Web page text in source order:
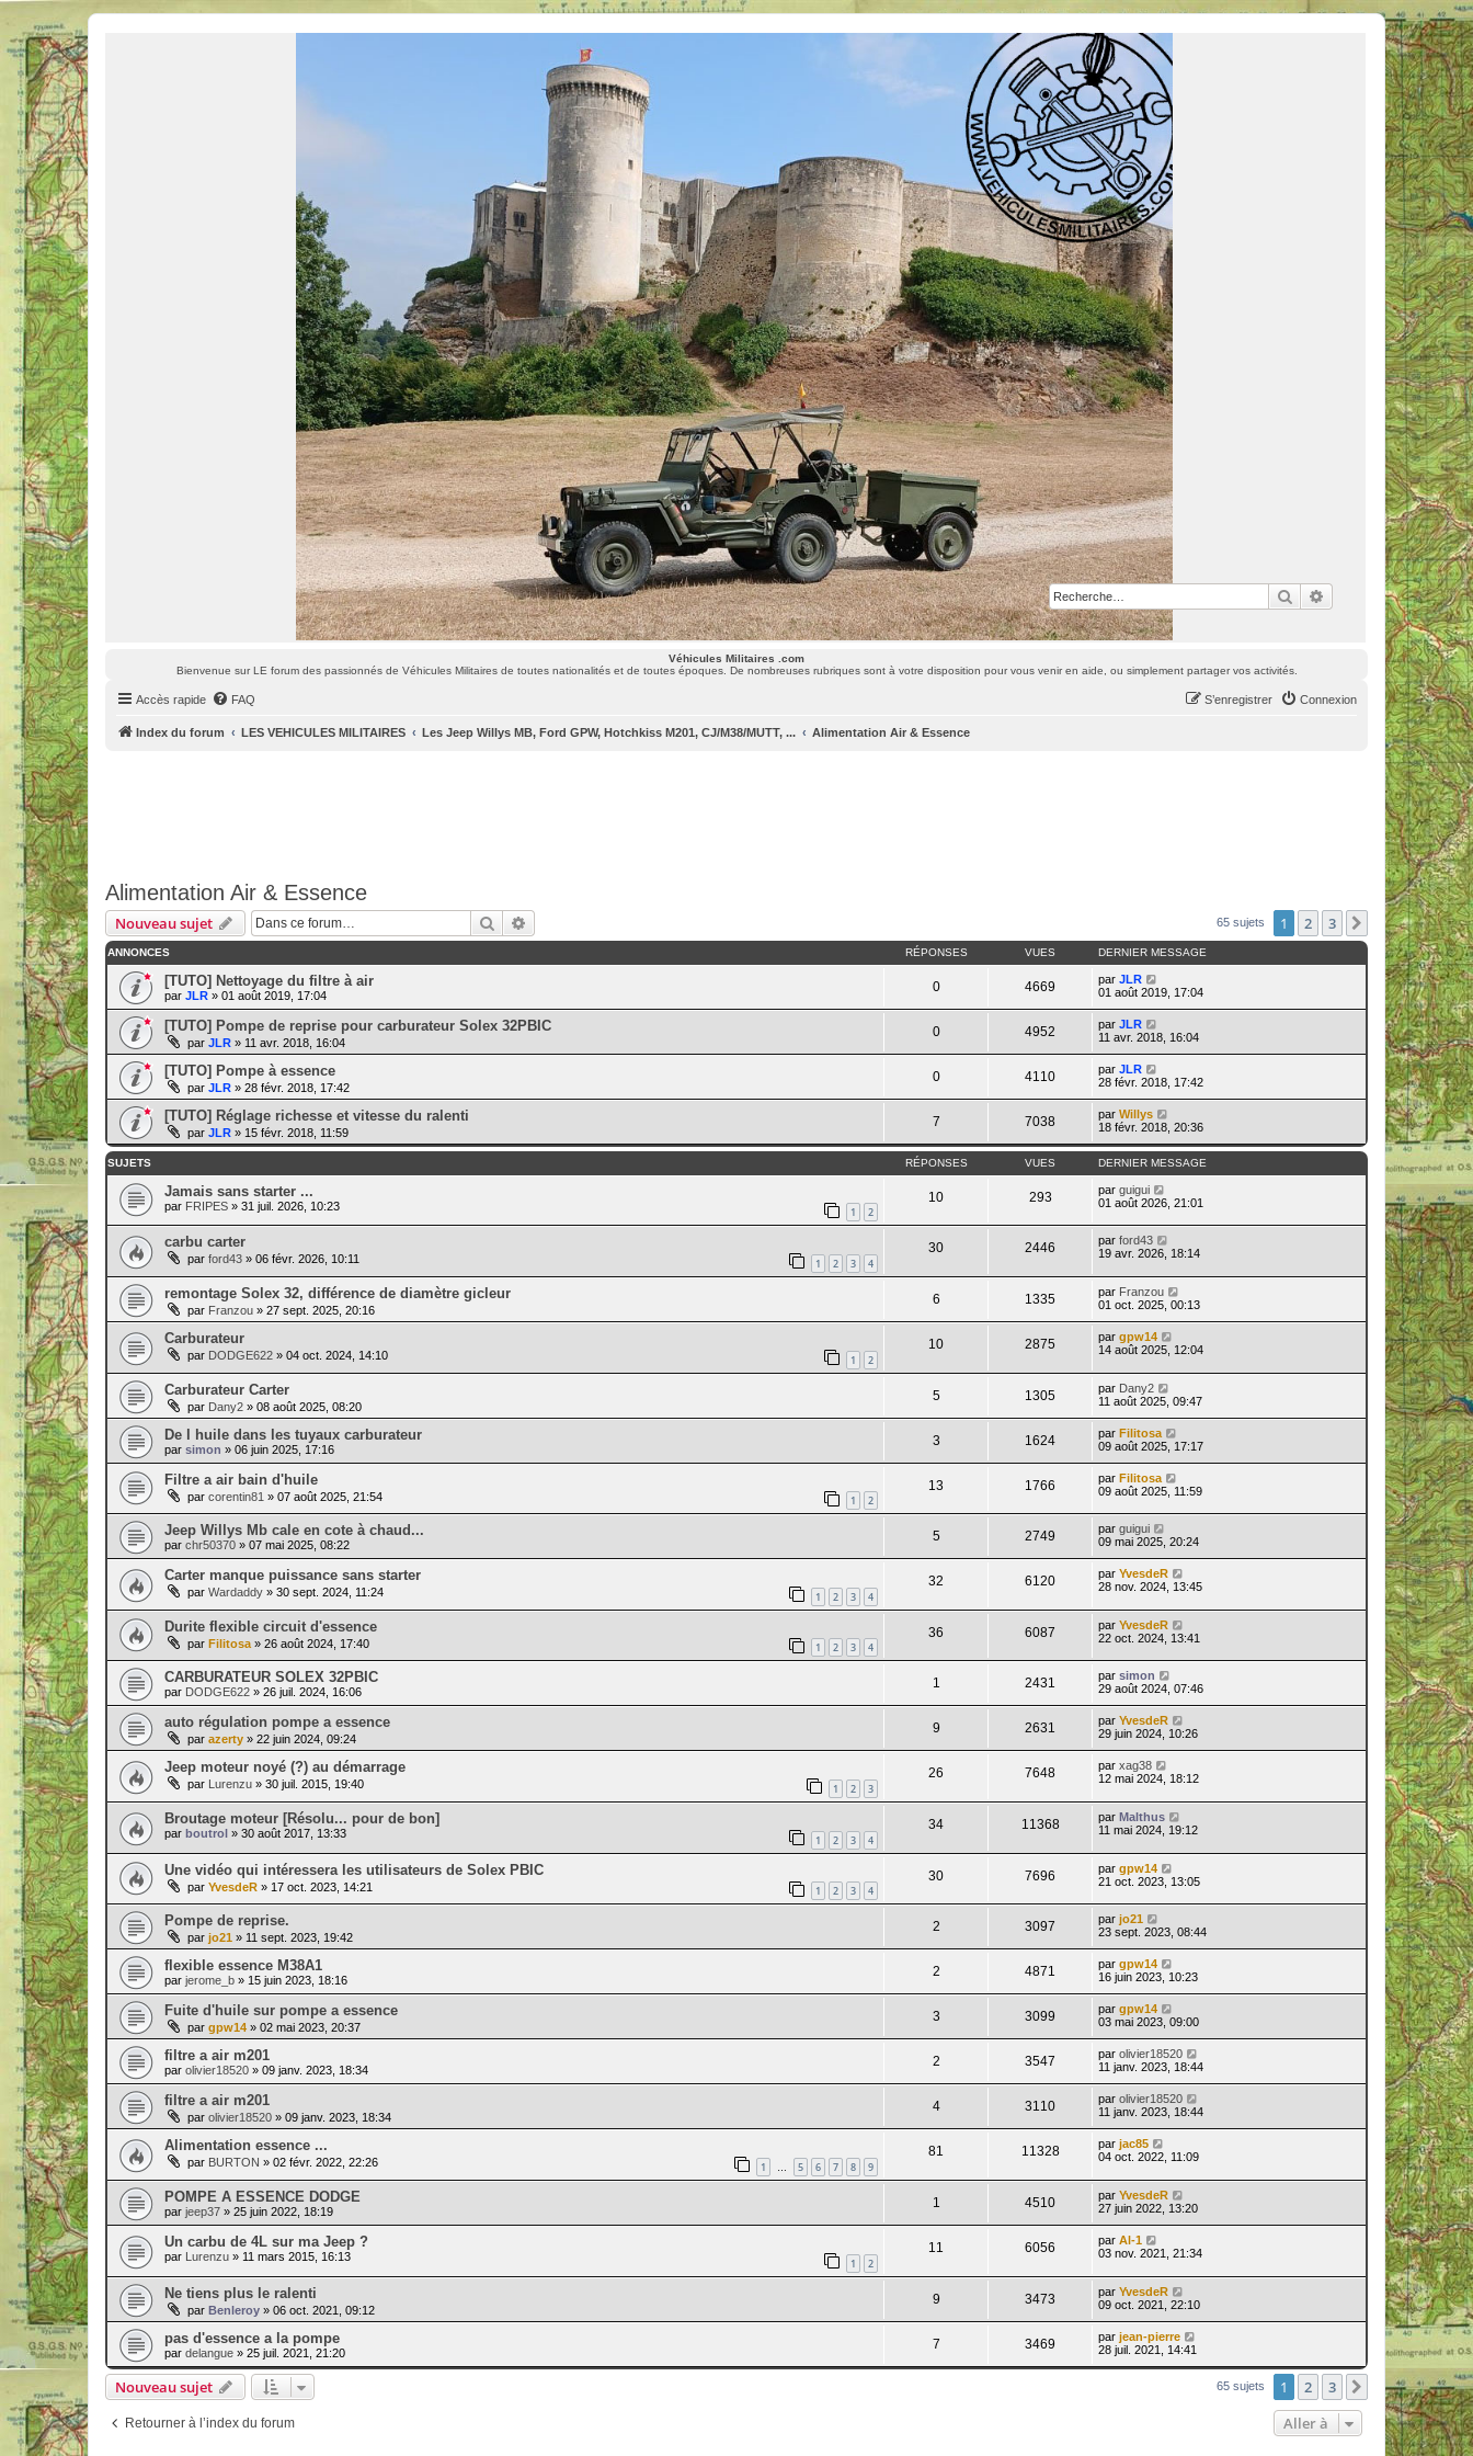
RechercherRecherche avancée
Bienvenue sur LE forum des passionnés de Véhicules Militaires de toutes nationalités et de toutes époques. De nombreuses rubriques sont à votre disposition pour vous venir en aide, ou simplement partager vos activités.
Véhicules Militaires .com
Bienvenue sur LE forum des passionnés de Véhicules Militaires de toutes nationalités et de toutes époques. De nombreuses rubriques sont à votre disposition pour vous venir en aide, ou simplement partager vos activités.
Accès rapide FAQ Connexion
S’enregistrer
Index du forum LES VEHICULES MILITAIRES Les Jeep Willys MB, Ford GPW, Hotchkiss M201, CJ/M38/MUTT, ... Alimentation Air & Essence
Alimentation Air & Essence
Nouveau sujet Rechercher 65 sujets 1 2 3 Suivante
ANNONCES RÉPONSES VUES DERNIER MESSAGE
[TUTO] Nettoyage du filtre à air
par JLR » 01 août 2019, 17:04
0 4669 par JLR
01 août 2019, 17:04
[TUTO] Pompe de reprise pour carburateur Solex 32PBIC
par JLR » 11 avr. 2018, 16:04
0 4952 par JLR
11 avr. 2018, 16:04
[TUTO] Pompe à essence
par JLR » 28 févr. 2018, 17:42
0 4110 par JLR
28 févr. 2018, 17:42
[TUTO] Réglage richesse et vitesse du ralenti
par JLR » 15 févr. 2018, 11:59
7 7038 par Willys
18 févr. 2018, 20:36
SUJETS RÉPONSES VUES DERNIER MESSAGE
Jamais sans starter ...
par FRIPES » 31 juil. 2026, 10:23 1 2
10 293 par guigui
01 août 2026, 21:01
carbu carter
par ford43 » 06 févr. 2026, 10:11 1 2 3 4
30 2446 par ford43
19 avr. 2026, 18:14
remontage Solex 32, différence de diamètre gicleur
par Franzou » 27 sept. 2025, 20:16
6 1335 par Franzou
01 oct. 2025, 00:13
Carburateur
par DODGE622 » 04 oct. 2024, 14:10 1 2
10 2875 par gpw14
14 août 2025, 12:04
Carburateur Carter
par Dany2 » 08 août 2025, 08:20
5 1305 par Dany2
11 août 2025, 09:47
De l huile dans les tuyaux carburateur
par simon » 06 juin 2025, 17:16
3 1624 par Filitosa
09 août 2025, 17:17
Filtre a air bain d'huile
par corentin81 » 07 août 2025, 21:54 1 2
13 1766 par Filitosa
09 août 2025, 11:59
Jeep Willys Mb cale en cote à chaud...
par chr50370 » 07 mai 2025, 08:22
5 2749 par guigui
09 mai 2025, 20:24
Carter manque puissance sans starter
par Wardaddy » 30 sept. 2024, 11:24 1 2 3 4
32 6120 par YvesdeR
28 nov. 2024, 13:45
Durite flexible circuit d'essence
par Filitosa » 26 août 2024, 17:40 1 2 3 4
36 6087 par YvesdeR
22 oct. 2024, 13:41
CARBURATEUR SOLEX 32PBIC
par DODGE622 » 26 juil. 2024, 16:06
1 2431 par simon
29 août 2024, 07:46
auto régulation pompe a essence
par azerty » 22 juin 2024, 09:24
9 2631 par YvesdeR
29 juin 2024, 10:26
Jeep moteur noyé (?) au démarrage
par Lurenzu » 30 juil. 2015, 19:40 1 2 3
26 7648 par xag38
12 mai 2024, 18:12
Broutage moteur [Résolu... pour de bon]
par boutrol » 30 août 2017, 13:33 1 2 3 4
34 11368 par Malthus
11 mai 2024, 19:12
Une vidéo qui intéressera les utilisateurs de Solex PBIC
par YvesdeR » 17 oct. 2023, 14:21 1 2 3 4
30 7696 par gpw14
21 oct. 2023, 13:05
Pompe de reprise.
par jo21 » 11 sept. 2023, 19:42
2 3097 par jo21
23 sept. 2023, 08:44
flexible essence M38A1
par jerome_b » 15 juin 2023, 18:16
2 4871 par gpw14
16 juin 2023, 10:23
Fuite d'huile sur pompe a essence
par gpw14 » 02 mai 2023, 20:37
3 3099 par gpw14
03 mai 2023, 09:00
filtre a air m201
par olivier18520 » 09 janv. 2023, 18:34
2 3547 par olivier18520
11 janv. 2023, 18:44
filtre a air m201
par olivier18520 » 09 janv. 2023, 18:34
4 3110 par olivier18520
11 janv. 2023, 18:44
Alimentation essence ...
par BURTON » 02 févr. 2022, 22:26 1 … 5 6 7 8 9
81 11328 par jac85
04 oct. 2022, 11:09
POMPE A ESSENCE DODGE
par jeep37 » 25 juin 2022, 18:19
1 4510 par YvesdeR
27 juin 2022, 13:20
Un carbu de 4L sur ma Jeep ?
par Lurenzu » 11 mars 2015, 16:13 1 2
11 6056 par Al-1
03 nov. 2021, 21:34
Ne tiens plus le ralenti
par Benleroy » 06 oct. 2021, 09:12
9 3473 par YvesdeR
09 oct. 2021, 22:10
pas d'essence a la pompe
par delangue » 25 juil. 2021, 21:20
7 3469 par jean-pierre
28 juil. 2021, 14:41
Nouveau sujet 65 sujets 1 2 3 Suivante
Retourner à l’index du forum Aller à